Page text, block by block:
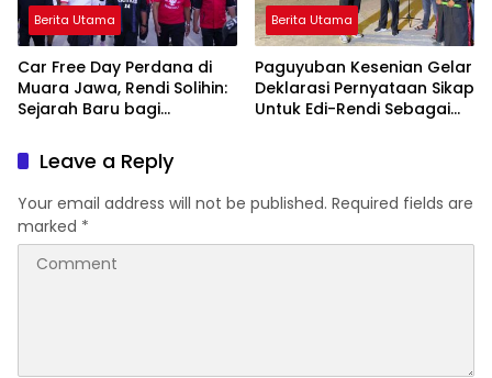
Berita Utama
Car Free Day Perdana di
Muara Jawa, Rendi Solihin:
Sejarah Baru bagi
Berita Utama
Paguyuban Kesenian Gelar
Deklarasi Pernyataan Sikap
Untuk Edi-Rendi Sebagai
Leave a Reply
Your email address will not be published. Required fields are
marked *